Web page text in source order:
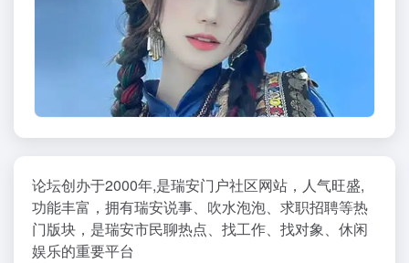
论坛创办于2000年,是瑞安门户社区网站，人气旺盛,
功能丰富，拥有瑞安说事、吹水泡泡、求职招聘等热
门版块，是瑞安市民聊热点、找工作、找对象、休闲
娱乐的重要平台